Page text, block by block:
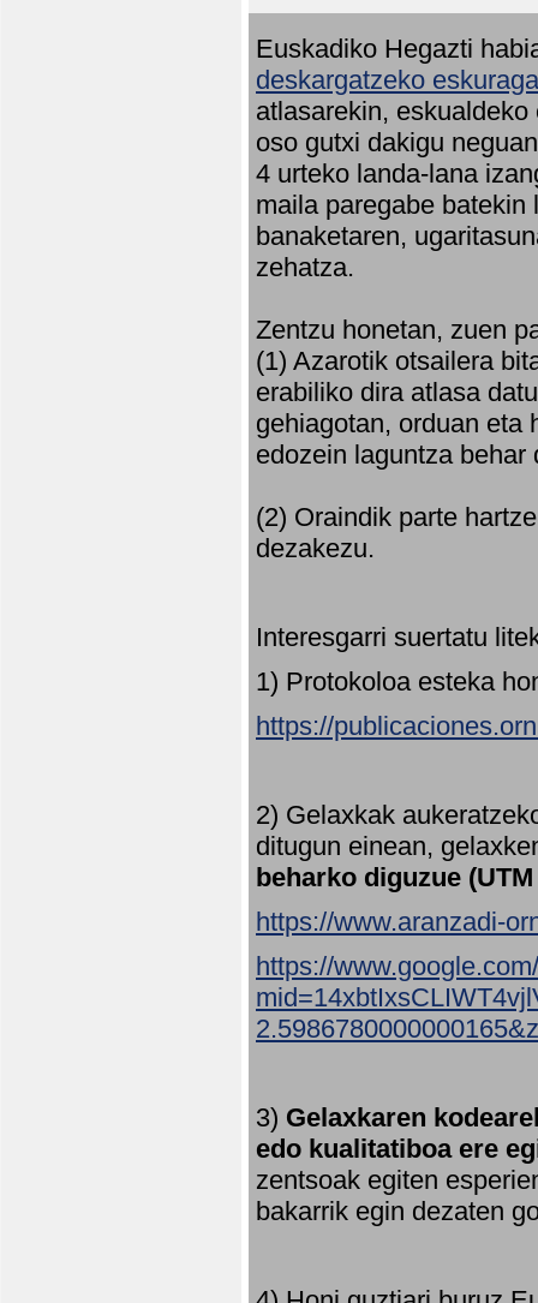
Euskadiko Hegazti
deskargatzeko
atlasarekin,
oso gutxi dakigu
4 urteko landa-lana
maila paregabe
banaketaren,
zehatza.
Zentzu honetan, zuen
(1) Azarotik otsailera
erabiliko dira atlasa
gehiagotan, orduan eta
edozein laguntza behar
(2) Oraindik parte
dezakezu.
Interesgarri suertatu
1) Protokoloa esteka
https://
2) Gelaxkak
ditugun einean,
beharko diguzue
https://www.aranzadi-
https://
3) Gelaxkaren
edo kualitatiboa ere
zentsoak egiten
bakarrik egin dezaten